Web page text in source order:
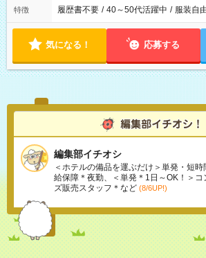
特徴 履歴書不要 / 40～50代活躍中 / 服装自
気になる！ 応募する
編集部イチオシ
＜ホテルの備品を運ぶだけ＞単発・短時
給保障＊夜勤、＜単発＊1日～OK！＞コ
ズ販売スタッフ＊など (8/6UP!)